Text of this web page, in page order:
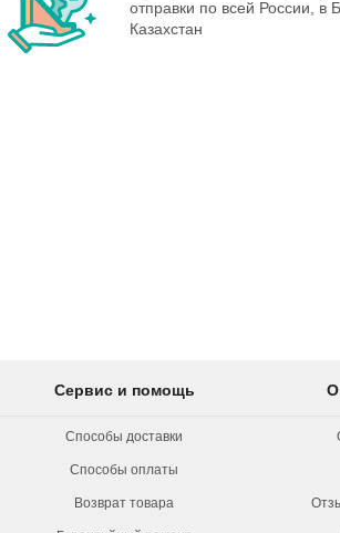
отправки по всей России, в
Казахстан
Сервис и помощь
Способы доставки
Способы оплаты
Возврат товара
О